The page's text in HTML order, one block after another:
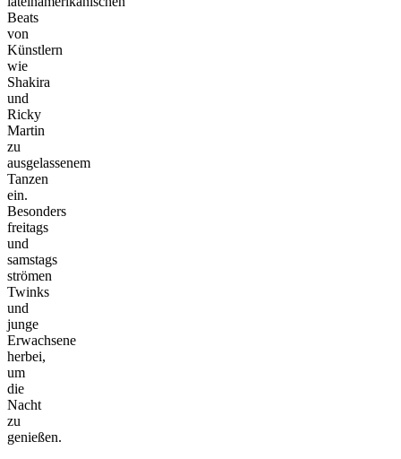
Beats
von
Künstlern
wie
Shakira
und
Ricky
Martin
zu
ausgelassenem
Tanzen
ein.
Besonders
freitags
und
samstags
strömen
Twinks
und
junge
Erwachsene
herbei,
um
die
Nacht
zu
genießen.